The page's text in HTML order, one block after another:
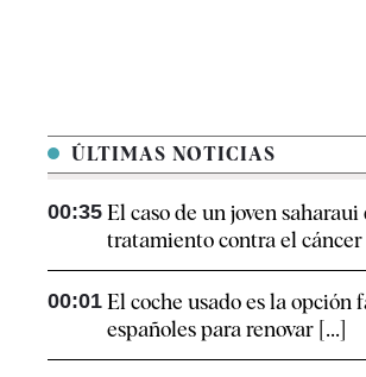
ÚLTIMAS NOTICIAS
00:35 El caso de un joven
tratamiento contra el cáncer
00:01 El coche usado es la opción
españoles para renovar [...]